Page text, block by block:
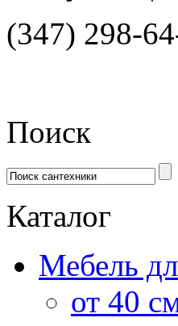
(347) 298-
Поиск
Каталог
Мебель
от 40